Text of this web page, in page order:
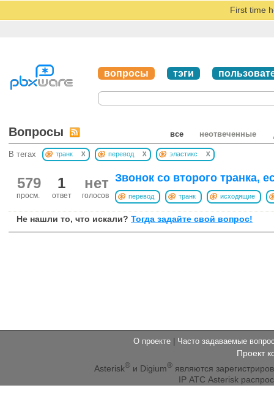
First time
вопросы тэги
все неотвеченные
Вопросы
В тегах транк x перевод x эластикс x
нет
голосов
1
ответ
579
просм.
Звонок со второго транка,
перевод транк исходящие
Не нашли то, что искали? Тогда задайте свой вопрос!
О проекте | Часто задаваемые
Проект
Asterisk®и Digium®являются
IP АТС Asterisk